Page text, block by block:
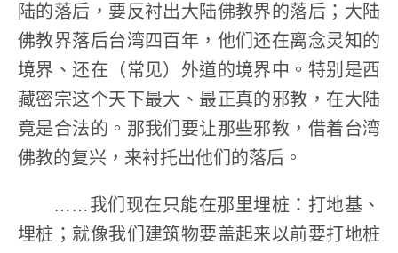
陆的落后，要反衬出大陆佛教界的落后；大陆
佛教界落后台湾四百年，他们还在离念灵知的
境界、还在（常见）外道的境界中。特别是西
藏密宗这个天下最大、最正真的邪教，在大陆
竟是合法的。那我们要让那些邪教，借着台湾
佛教的复兴，来衬托出他们的落后。
……我们现在只能在那里埋桩：打地基、
埋桩；就像我们建筑物要盖起来以前要打地桩